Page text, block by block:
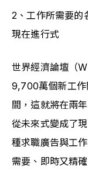
2、工作所需要的
現在進行式
世界經濟論壇（
9,700萬個新工
間，這就將在兩
從未來式變成了
種求職廣告與工
需要、即時又精